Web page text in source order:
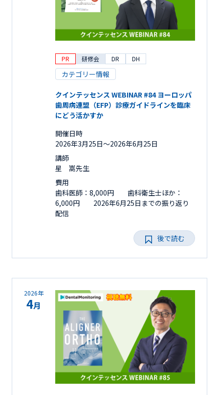
PR 研修会 DR DH
カテゴリー情報
クインテッセンス WEBINAR #84 ヨーロッパ
歯周病連盟（EFP）診療ガイドラインを臨床
にどう活かすか
開催日時
2026年3月25日〜2026年6月25日
講師
星 嵩先生
費用
歯科医師：8,000円 歯科衛生士ほか：
6,000円 2026年6月25日までの振り返り
配信
後で読む
2026年
4月